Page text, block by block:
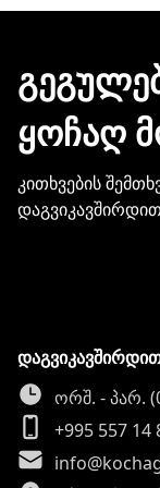
ჩვენთან
ᲧᲝᲩᲐᲦ
კითხვების
ორშ. - პარ.
+995 557 14